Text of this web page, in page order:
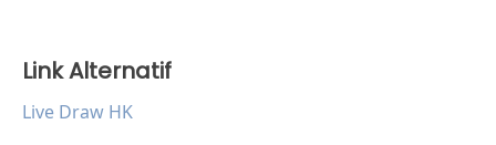
Link Alternatif
Live Draw HK